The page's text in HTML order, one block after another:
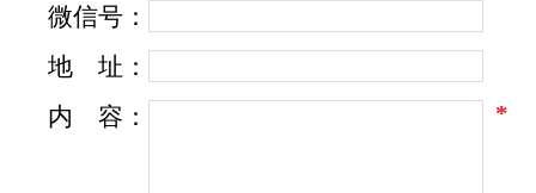
微信号：
地
址：
内
容： *